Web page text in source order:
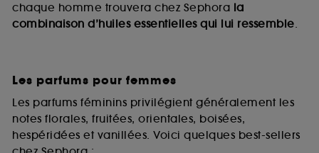
chaque homme trouvera chez Sephora la
combinaison d’huiles essentielles qui lui ressemble.
Les parfums pour femmes
Les parfums féminins privilégient généralement les
notes florales, fruitées, orientales, boisées,
hespéridées et vanillées. Voici quelques best-sellers